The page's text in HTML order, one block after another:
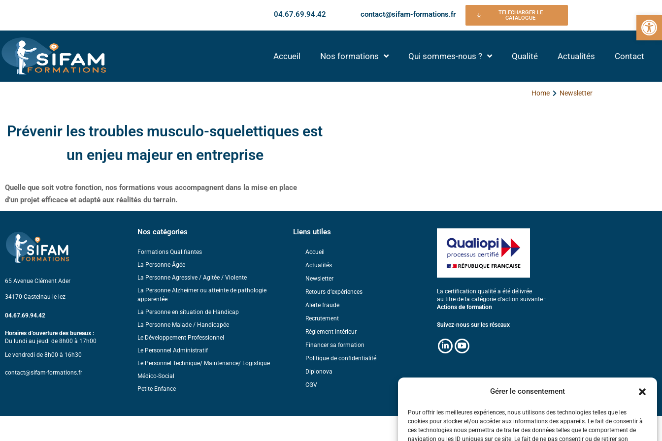
Ouvrir
Gérer le consentement
Pour offrir les meilleures expériences, nous utilisons des technologies telles que les
cookies pour stocker et/ou accéder aux informations des appareils. Le fait de consentir à
ces technologies nous permettra de traiter des données telles que le comportement de
navigation ou les ID uniques sur ce site. Le fait de ne pas consentir ou de retirer son
04.67.69.94.42 contact@sifam-formations.fr
TELECHARGER LE
CATALOGUE
Accueil Nos formations Qui sommes-nous ? Qualité Actualités Contact
Home Newsletter
Prévenir les troubles musculo-squelettiques est
un enjeu majeur en entreprise
Quelle que soit votre fonction, nos formations vous accompagnent dans la mise en place
d’un projet efficace et adapté aux réalités du terrain.
65 Avenue Clément Ader
34170 Castelnau-le-lez
04.67.69.94.42
Horaires d’ouverture des bureaux :
Du lundi au jeudi de 8h00 à 17h00
Le vendredi de 8h00 à 16h30
contact@sifam-formations.fr
Nos catégories
Formations Qualifiantes
La Personne Âgée
La Personne Agressive / Agitée / Violente
La Personne Alzheimer ou atteinte de pathologie
apparentée
La Personne en situation de Handicap
La Personne Malade / Handicapée
Le Développement Professionnel
Le Personnel Administratif
Le Personnel Technique/ Maintenance/ Logistique
Médico-Social
Petite Enfance
Liens utiles
Accueil
Actualités
Newsletter
Retours d’expériences
Alerte fraude
Recrutement
Règlement intérieur
Financer sa formation
Politique de confidentialité
Diplonova
CGV
La certification qualité a été délivrée
au titre de la catégorie d'action suivante :
Actions de formation
Suivez-nous sur les réseaux